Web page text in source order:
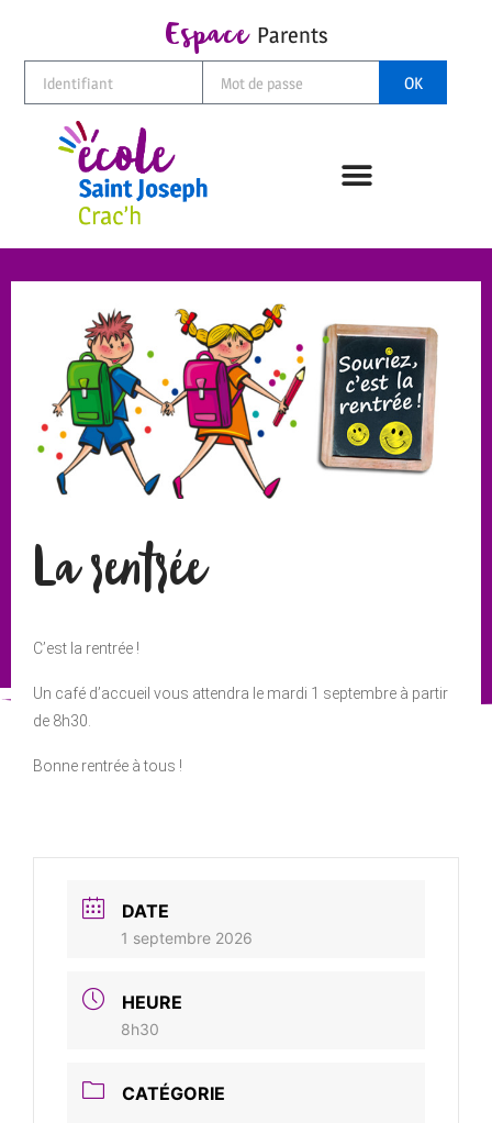
Espace Parents
OK
La rentrée
C’est la rentrée !
Un café d’accueil vous attendra le mardi 1 septembre à partir
de 8h30.
Bonne rentrée à tous !
DATE
1 septembre 2026
HEURE
8h30
CATÉGORIE